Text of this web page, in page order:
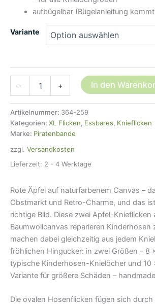
aufbügelbar (Bügelanleitung
Variante
-
Knieflicken
rot,
2
Größen
+ In den
Artikelnummer: 364-259
Kategorien: XL Flicken, Essbares, Knieflicken
Marke: Piratenbande
zzgl. Versandkosten
Lieferzeit: 2 - 4 Werktage
Rote Äpfel auf naturfarbenem Canvas –
Obstmarkt und Retro-Charme, und das
richtige Bild. Diese zwei Apfel-Knieflicken
Baumwollcanvas reparieren Kinderhosen
machen dabei gleichzeitig aus jedem
fröhlichen Hingucker: in zwei Größen – 8
typische Kinderhosen-Knielöcher und 10
Variante für größere Schäden –
Die ovalen Hosenflicken fügen sich durch